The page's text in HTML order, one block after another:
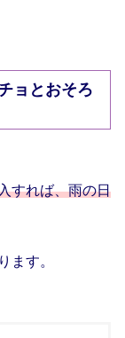
ョとおそろ
すれば、雨の日
ます。